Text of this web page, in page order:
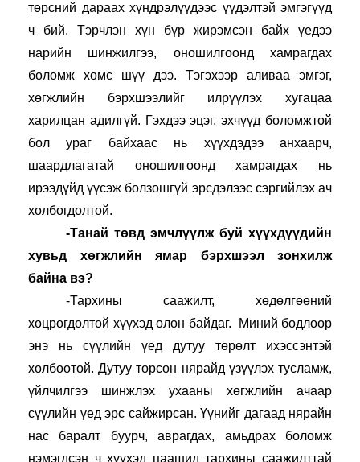
төрсний дараах хүндрэлүүдээс үүдэлтэй эмгэгүүд
ч бий. Тэрчлэн хүн бүр жирэмсэн байх үедээ
нарийн шинжилгээ, оношилгоонд хамрагдах
боломж хомс шүү дээ. Тэгэхээр аливаа эмгэг,
хөгжлийн бэрхшээлийг илрүүлэх хугацаа
харилцан адилгүй. Гэхдээ эцэг, эхчүүд боломжтой
бол ураг байхаас нь хүүхдэдээ анхаарч,
шаардлагатай оношилгоонд хамрагдах нь
ирээдүйд үүсэж болзошгүй эрсдэлээс сэргийлэх ач
холбогдолтой.
-Танай төвд эмчлүүлж буй хүүхдүүдийн
хувьд хөгжлийн ямар бэрхшээл зонхилж
байна вэ?
-Тархины саажилт, хөдөлгөөний
хоцрогдолтой хүүхэд олон байдаг.  Миний бодлоор
энэ нь сүүлийн үед дутуу төрөлт ихэссэнтэй
холбоотой. Дутуу төрсөн нярайд үзүүлэх тусламж,
үйлчилгээ шинжлэх ухааны хөгжлийн ачаар
сүүлийн үед эрс сайжирсан. Үүнийг дагаад нярайн
нас баралт буурч, аврагдах, амьдрах боломж
нэмэгдсэн ч хүүхэд цаашид тархины саажилттай